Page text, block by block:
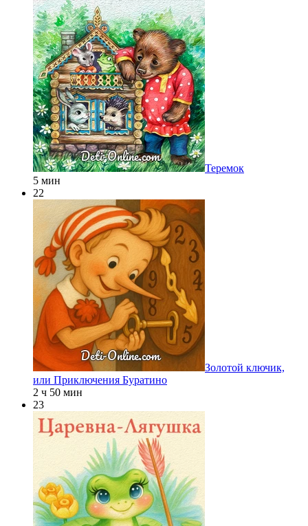
Теремок
5 мин
22
Золотой ключик,
или Приключения Буратино
2 ч 50 мин
23